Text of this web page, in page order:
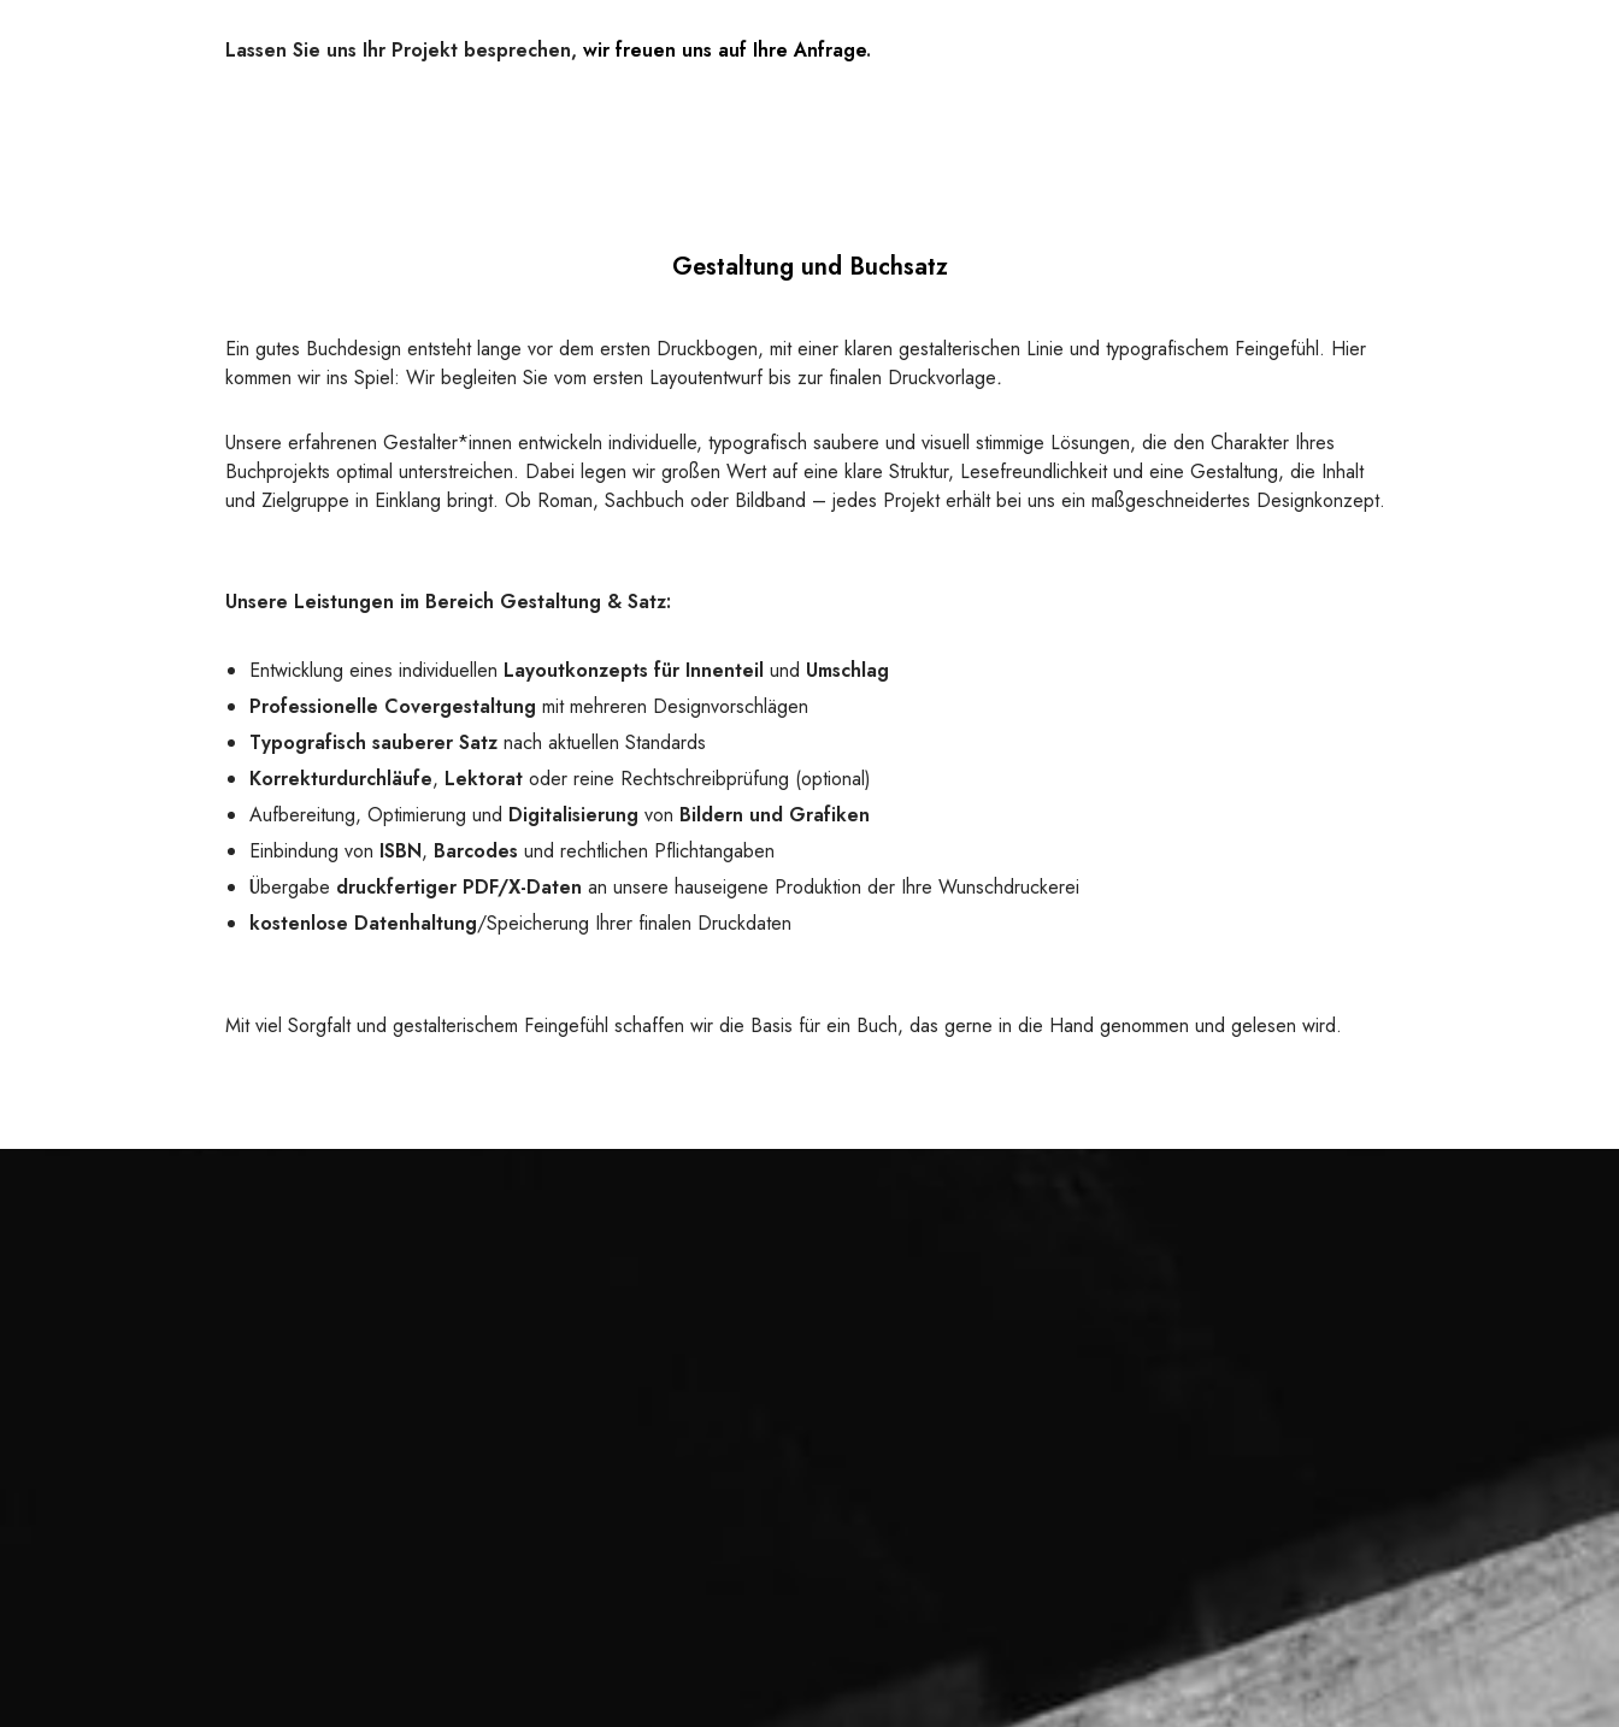
Lassen Sie uns Ihr Projekt besprechen, wir freuen uns auf Ihre Anfrage.
Gestaltung und Buchsatz
Ein gutes Buchdesign entsteht lange vor dem ersten Druckbogen, mit einer klaren gestalterischen Linie und typografischem Feingefühl. Hier
kommen wir ins Spiel: Wir begleiten Sie vom ersten Layoutentwurf bis zur finalen Druckvorlage.
Unsere erfahrenen Gestalter*innen entwickeln individuelle, typografisch saubere und visuell stimmige Lösungen, die den Charakter Ihres
Buchprojekts optimal unterstreichen. Dabei legen wir großen Wert auf eine klare Struktur, Lesefreundlichkeit und eine Gestaltung, die Inhalt
und Zielgruppe in Einklang bringt. Ob Roman, Sachbuch oder Bildband – jedes Projekt erhält bei uns ein maßgeschneidertes Designkonzept.
Unsere Leistungen im Bereich Gestaltung & Satz:
Entwicklung eines individuellen Layoutkonzepts für Innenteil und Umschlag
Professionelle Covergestaltung mit mehreren Designvorschlägen
Typografisch sauberer Satz nach aktuellen Standards
Korrekturdurchläufe, Lektorat oder reine Rechtschreibprüfung (optional)
Aufbereitung, Optimierung und Digitalisierung von Bildern und Grafiken
Einbindung von ISBN, Barcodes und rechtlichen Pflichtangaben
Übergabe druckfertiger PDF/X-Daten an unsere hauseigene Produktion der Ihre Wunschdruckerei
kostenlose Datenhaltung/Speicherung Ihrer finalen Druckdaten
Mit viel Sorgfalt und gestalterischem Feingefühl schaffen wir die Basis für ein Buch, das gerne in die Hand genommen und gelesen wird.